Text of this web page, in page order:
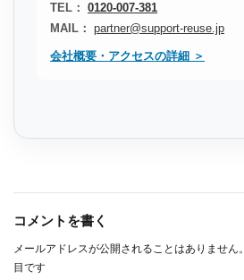
TEL： 0120-007-381
MAIL： partner@support-reuse.jp
会社概要・アクセスの詳細 ＞
コメントを書く
メールアドレスが公開されることはありません。
目です